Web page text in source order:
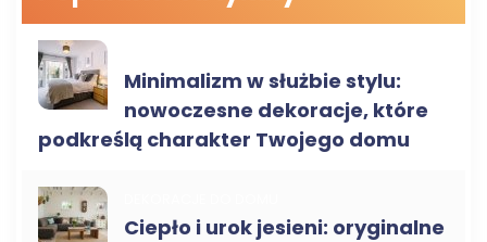
Minimalizm w służbie stylu:
nowoczesne dekoracje, które
podkreślą charakter Twojego domu
Ciepło i urok jesieni: oryginalne